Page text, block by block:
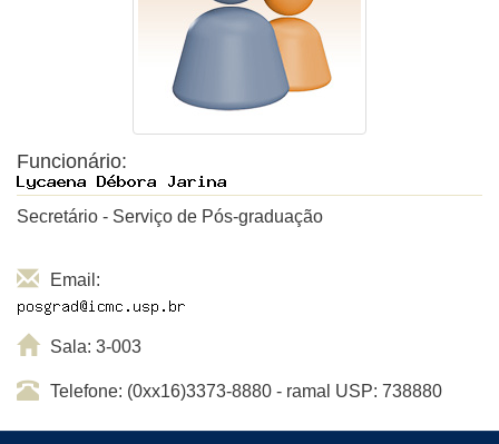
Funcionário:
Secretário - Serviço de Pós-graduação
Email:
Sala: 3-003
Telefone: (0xx16)3373-8880 - ramal USP: 738880